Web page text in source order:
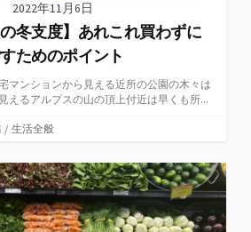
2022年11月6日
の冬支度】あれこれ買わずに
ためのポイント
マンションから見える近所の公園の木々は
えるアルプスの山の頂上付近は早くも所...
/ 生活全般